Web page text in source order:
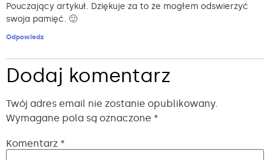
Pouczający artykuł. Dziękuje za to że mogłem odswierzyć
swoja pamięć. 🙂
Odpowiedz
Dodaj komentarz
Twój adres email nie zostanie opublikowany.
Wymagane pola są oznaczone *
Komentarz *